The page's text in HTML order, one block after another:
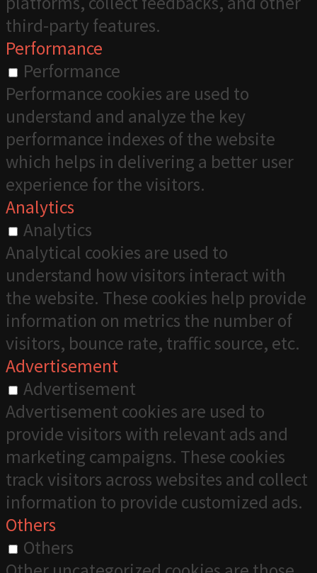
third-party features.
Performance
Performance
Performance cookies are used to
understand and analyze the key
performance indexes of the website
which helps in delivering a better user
experience for the visitors.
Analytics
Analytics
Analytical cookies are used to
understand how visitors interact with
the website. These cookies help provide
information on metrics the number of
visitors, bounce rate, traffic source, etc.
Advertisement
Advertisement
Advertisement cookies are used to
provide visitors with relevant ads and
marketing campaigns. These cookies
track visitors across websites and collect
information to provide customized ads.
Others
Others